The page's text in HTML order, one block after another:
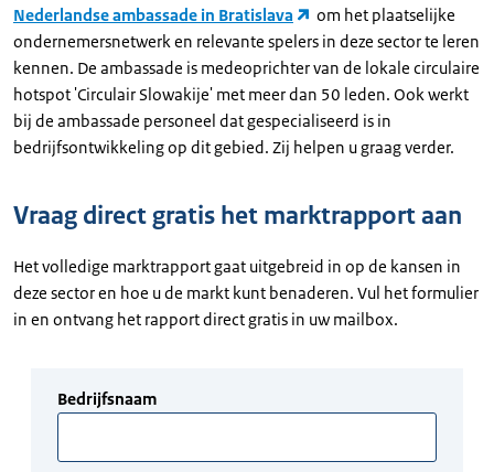
Nederlandse ambassade in Bratislava
om het plaatselijke
ondernemersnetwerk en relevante spelers in deze sector te leren
kennen. De ambassade is medeoprichter van de lokale circulaire
hotspot 'Circulair Slowakije' met meer dan 50 leden. Ook werkt
bij de ambassade personeel dat gespecialiseerd is in
bedrijfsontwikkeling op dit gebied. Zij helpen u graag verder.
Vraag direct gratis het marktrapport aan
Het volledige marktrapport gaat uitgebreid in op de kansen in
deze sector en hoe u de markt kunt benaderen. Vul het formulier
in en ontvang het rapport direct gratis in uw mailbox.